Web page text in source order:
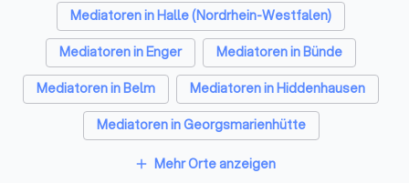
benötigen – bei Trustlocal finden Sie den passenden
Mediator für Ihre Bedürfnisse.
Mediatoren in Halle (Nordrhein-Westfalen)
Mediatoren in Enger
Mediatoren in Bünde
Mediatoren in Belm
Mediatoren in Hiddenhausen
Mediatoren in Georgsmarienhütte
Mediatoren in Kirchlengern
add Mehr Orte anzeigen